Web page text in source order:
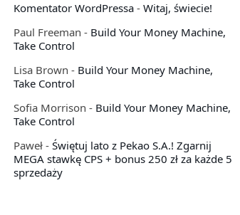
Komentator WordPressa- Witaj, świecie!
Paul Freeman - Build Your Money Machine,
Take Control
Lisa Brown - Build Your Money Machine,
Take Control
Sofia Morrison - Build Your Money Machine,
Take Control
Paweł- Świętuj lato z Pekao S.A.! Zgarnij
MEGA stawkę CPS + bonus 250 zł za każde 5
sprzedaży